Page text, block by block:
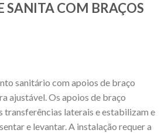
SANITA COM BRAÇOS
sanitário com apoios de braço
ajustável. Os apoios de braço
transferências laterais e estabilizam e
e levantar. A instalação requer a